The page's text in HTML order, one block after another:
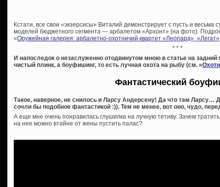
Кстати, все свои «экзерсисы» Виталий демонстрирует с пусть и весьма
моделей бюджетного сегмента — арбалетом «Архонт» (на фото).
«Оружейная галерея: арбалетно-охотничий квартет «Леопард»,
* * *
И напоследок о незаслуженно отодвинутом мною в статье на
чистый плинк, а боуфишинг, то есть лучная охота на рыбу (см. «
Фантастический
Такое, наверное, не снилось и Ларсу Андерсену! Да что там Ларсу…
сочли бы подобное фантастикой :)). Тем не менее, вот оно, чудо,
А еще мне очень понравилась глушилка на лучную тетиву. Зачем
на нее можно втайне от жены пустить палас?